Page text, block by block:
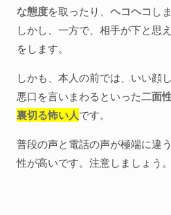
な態度を取ったり、 ヘコヘコ し
しかし、一方で、相手が下と思え
をします。
しかも、本人の前では、いい顔
悪口を言いまわるといった二面
裏切る怖い人です。
普段の声と電話の声が極端に違
性が高いです。注意しましょう。